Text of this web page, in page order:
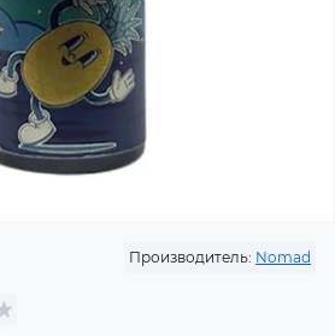
Производитель: Nomad